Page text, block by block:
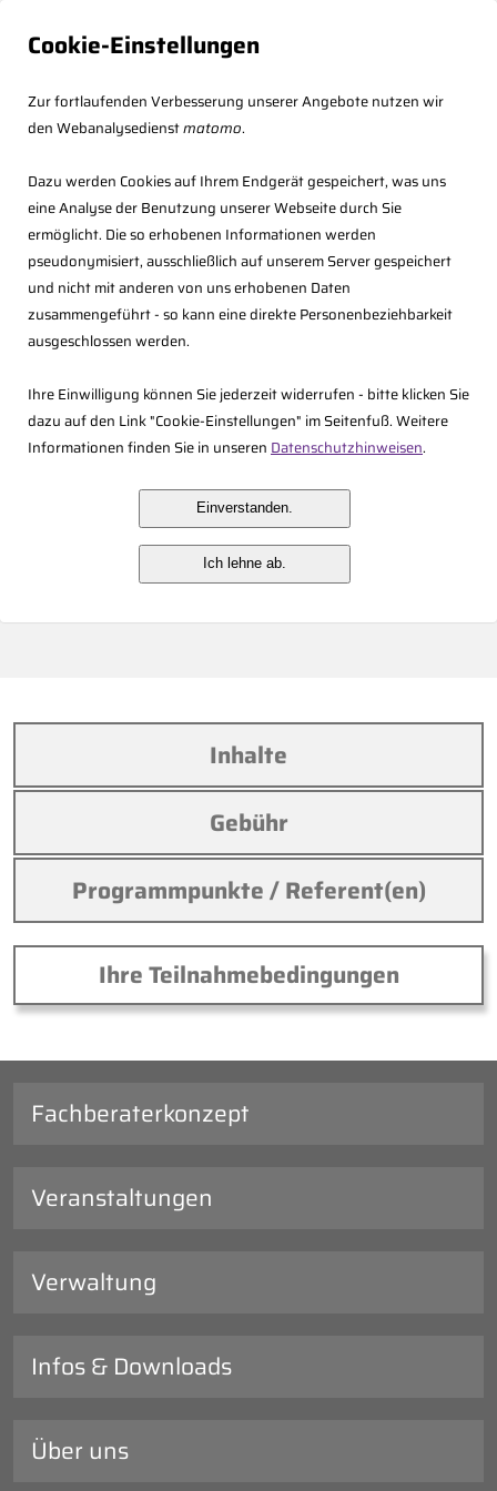
Cookie-Einstellungen
Zur fortlaufenden Verbesserung unserer Angebote nutzen wir
den Webanalysedienstmatomo.
Dazu werden Cookies auf Ihrem Endgerät gespeichert, was uns
eine Analyse der Benutzung unserer Webseite durch Sie
ermöglicht. Die so erhobenen Informationen werden
pseudonymisiert, ausschließlich auf unserem Server gespeichert
und nicht mit anderen von uns erhobenen Daten
zusammengeführt - so kann eine direkte Personenbeziehbarkeit
ausgeschlossen werden.
Ihre Einwilligung können Sie jederzeit widerrufen - bitte klicken Sie
dazu auf den Link "Cookie-Einstellungen" im Seitenfuß. Weitere
Informationen finden Sie in unseren Datenschutzhinweisen.
Einverstanden.
Ich lehne ab.
<< Zurück zur Übersicht
10.10.2025 09:00 - 11:45 Uhr,
Online-Seminar: Aktuelles zum
UmwStG
Online
Inhalte
Gebühr
Programmpunkte / Referent(en)
Ihre Teilnahmebedingungen
Fachberaterkonzept
Veranstaltungen
Verwaltung
Infos & Downloads
Über uns